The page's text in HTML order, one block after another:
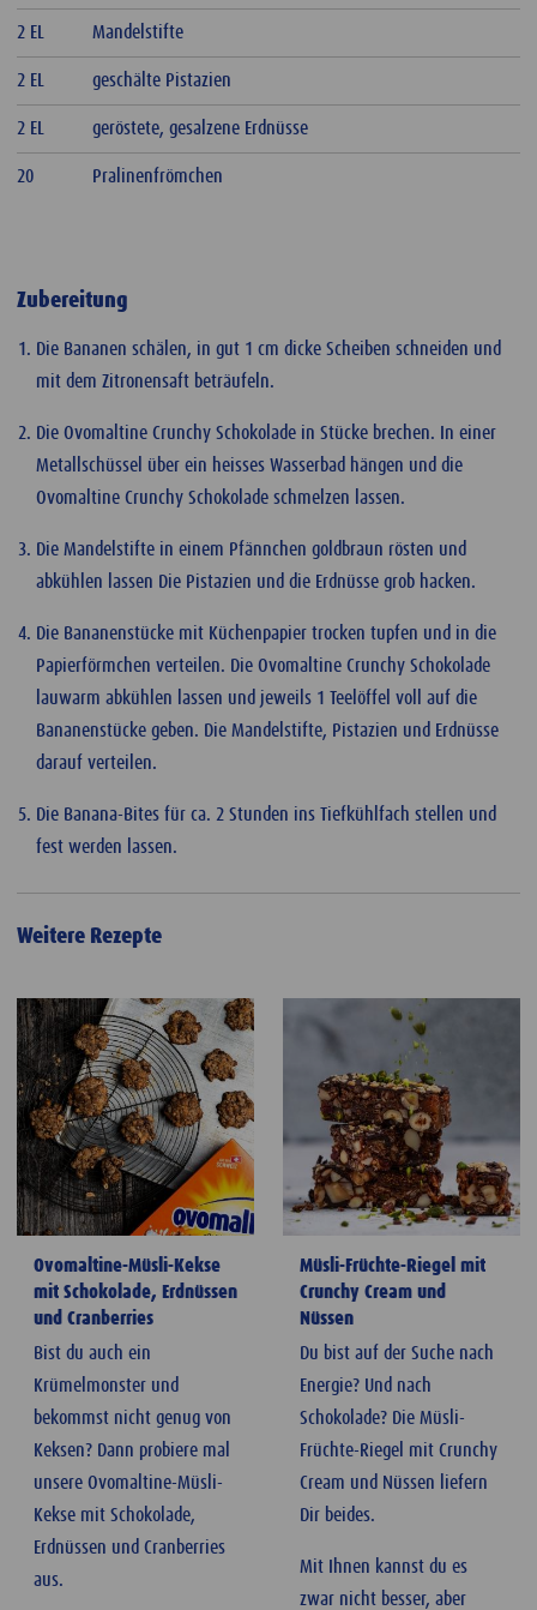
2 EL Mandelstifte
2 EL geschälte Pistazien
2 EL geröstete, gesalzene Erdnüsse
20 Pralinenfrömchen
Zubereitung
Die Bananen schälen, in gut 1 cm dicke Scheiben schneiden und
mit dem Zitronensaft beträufeln.
Die Ovomaltine Crunchy Schokolade in Stücke brechen. In einer
Metallschüssel über ein heisses Wasserbad hängen und die
Ovomaltine Crunchy Schokolade schmelzen lassen.
Die Mandelstifte in einem Pfännchen goldbraun rösten und
abkühlen lassen Die Pistazien und die Erdnüsse grob hacken.
Die Bananenstücke mit Küchenpapier trocken tupfen und in die
Papierförmchen verteilen. Die Ovomaltine Crunchy Schokolade
lauwarm abkühlen lassen und jeweils 1 Teelöffel voll auf die
Bananenstücke geben. Die Mandelstifte, Pistazien und Erdnüsse
darauf verteilen.
Die Banana-Bites für ca. 2 Stunden ins Tiefkühlfach stellen und
fest werden lassen.
Weitere Rezepte
Ovomaltine-Müsli-Kekse
mit Schokolade, Erdnüssen
und Cranberries
Bist du auch ein
Krümelmonster und
bekommst nicht genug von
Keksen? Dann probiere mal
unsere Ovomaltine-Müsli-
Kekse mit Schokolade,
Erdnüssen und Cranberries
aus.
Müsli-Früchte-Riegel mit
Crunchy Cream und
Nüssen
Du bist auf der Suche nach
Energie? Und nach
Schokolade? Die Müsli-
Früchte-Riegel mit Crunchy
Cream und Nüssen liefern
Dir beides.
Mit Ihnen kannst du es
zwar nicht besser, aber